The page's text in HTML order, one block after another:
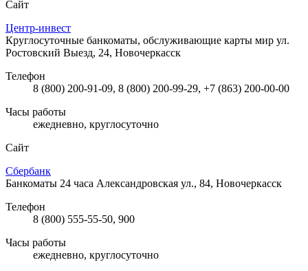
Сайт
Центр-инвест
Круглосуточные банкоматы, обслуживающие карты мир ул.
Ростовский Выезд, 24, Новочеркасск
Телефон
8 (800) 200-91-09, 8 (800) 200-99-29, +7 (863) 200-00-00
Часы работы
ежедневно, круглосуточно
Сайт
Сбербанк
Банкоматы 24 часа Александровская ул., 84, Новочеркасск
Телефон
8 (800) 555-55-50, 900
Часы работы
ежедневно, круглосуточно